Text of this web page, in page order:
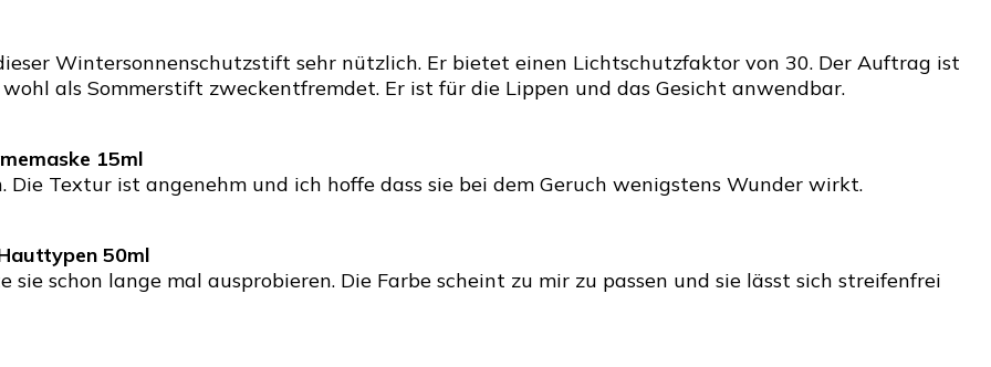
Wintersonnenschutzstift sehr nützlich. Er bietet einen Lichtschutzfaktor von 30. Der Auftrag ist
als Sommerstift zweckentfremdet. Er ist für die Lippen und das Gesicht anwendbar.
15ml
Textur ist angenehm und ich hoffe dass sie bei dem Geruch wenigstens Wunder wirkt.
50ml
schon lange mal ausprobieren. Die Farbe scheint zu mir zu passen und sie lässt sich streifenfrei